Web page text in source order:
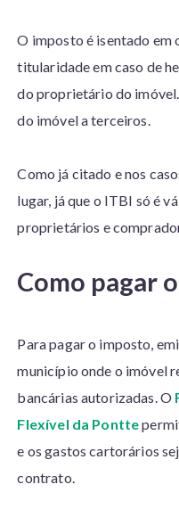
O imposto é isentado em
titularidade em caso de
do proprietário do
do imóvel a terceiros.
Como já citado e nos
lugar, já que o ITBI só é
proprietários e
Como pagar
Para pagar o imposto,
município onde o imóvel
bancárias autorizadas. O
Flexível da Pontte
e os gastos cartorários
contrato.